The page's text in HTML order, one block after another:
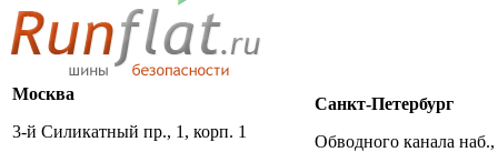
Москва
3-й Силикатный пр., 1, корп. 1
Санкт-Петербург
Обводного канала